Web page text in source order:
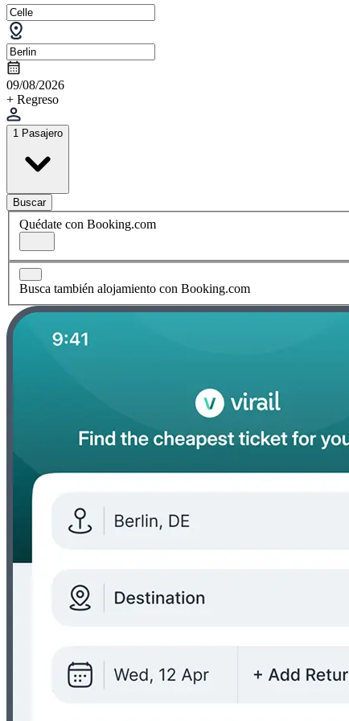
09/08/2026
+ Regreso
1 Pasajero
Buscar
Quédate con Booking.com
Busca también alojamiento con Booking.com